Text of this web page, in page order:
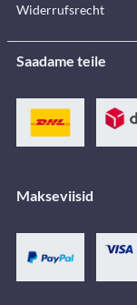
Widerrufsrecht
Saadame teile
Makseviisid